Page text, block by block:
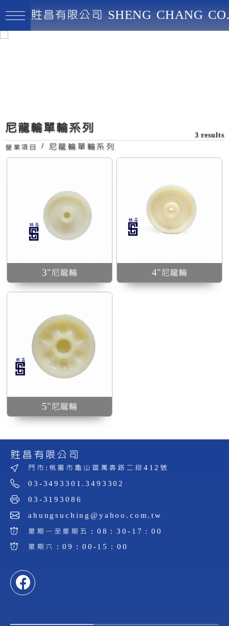
尼龍輪單輪系列
3 results
營業項目 / 尼龍輪單輪系列
3"尼龍輪 4"尼龍輪
5"尼龍輪
貹昌有限公司
門市:桃園市龜山區萬壽路二段412號
03-3493301.3493302
03-3193086
ahungsuching@yahoo.com.tw
星期一至星期五：08：30-17：00
星期六：09：00-15：00
貹昌有限公司 SHENG CHANG